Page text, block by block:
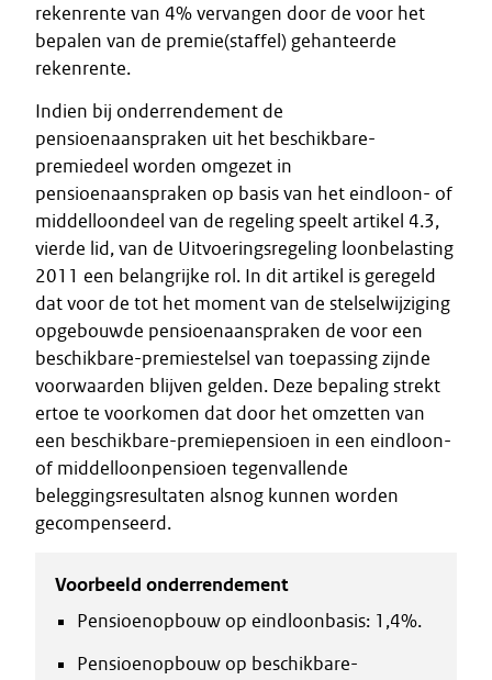
rekenrente van 4% vervangen door de voor het
bepalen van de premie(staffel) gehanteerde
rekenrente.
Indien bij onderrendement de
pensioenaanspraken uit het beschikbare-
premiedeel worden omgezet in
pensioenaanspraken op basis van het eindloon- of
middelloondeel van de regeling speelt artikel 4.3,
vierde lid, van de Uitvoeringsregeling loonbelasting
2011 een belangrijke rol. In dit artikel is geregeld
dat voor de tot het moment van de stelselwijziging
opgebouwde pensioenaanspraken de voor een
beschikbare-premiestelsel van toepassing zijnde
voorwaarden blijven gelden. Deze bepaling strekt
ertoe te voorkomen dat door het omzetten van
een beschikbare-premiepensioen in een eindloon-
of middelloonpensioen tegenvallende
beleggingsresultaten alsnog kunnen worden
gecompenseerd.
Voorbeeld onderrendement
Pensioenopbouw op eindloonbasis: 1,4%.
Pensioenopbouw op beschikbare-